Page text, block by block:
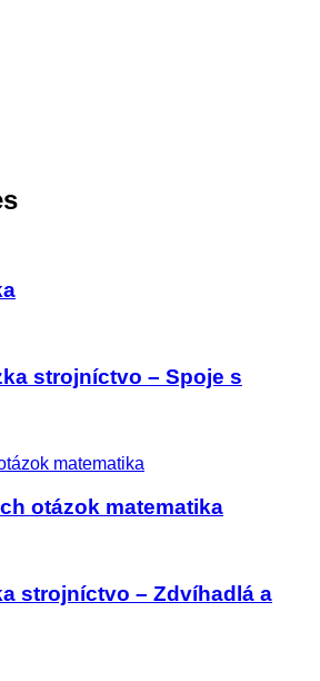
strojníctvo – Spoje s
otázok matematika
strojníctvo – Zdvíhadlá a